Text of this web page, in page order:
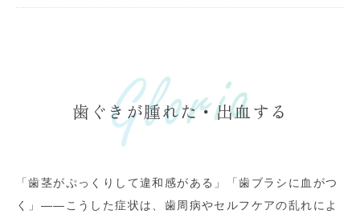
歯ぐきが腫れた・出血する
「歯茎がぷっくりして違和感がある」「歯ブラシに血がつ
く」――こうした症状は、歯周病やセルフケアの乱れによ